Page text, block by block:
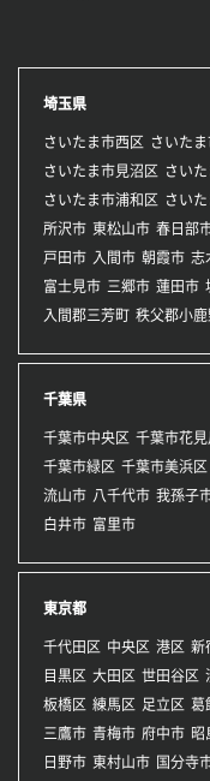
埼玉県
さいたま市西区 さいた
さいたま市見沼区
さい
さいたま市浦和区
さい
所沢市 東松山市 春日部
戸田市 入間市 朝霞市 志
富士見市 三郷市 蓮田市
入間郡三芳町 秩父郡小鹿
千葉県
千葉市中央区 千葉市花見
千葉市緑区 千葉市美浜区
流山市 八千代市 我孫子
白井市 富里市
東京都
千代田区 中央区 港区 新
目黒区 大田区 世田谷区
板橋区 練馬区 足立区 葛
三鷹市 青梅市 府中市 昭
日野市 東村山市 国分寺